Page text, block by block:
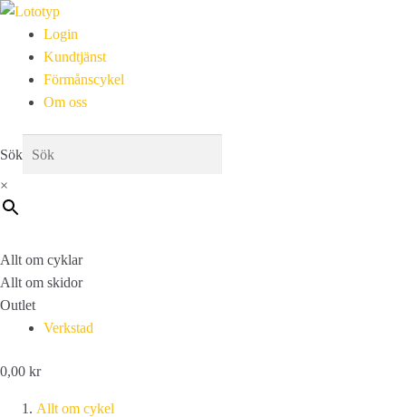
Login
Kundtjänst
Förmånscykel
Om oss
Sök
×
Allt om cyklar
Allt om skidor
Outlet
Verkstad
0,00 kr
Allt om cykel